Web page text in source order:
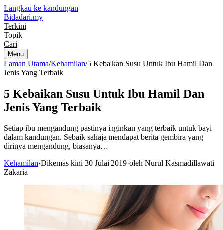
Langkau ke kandungan
Bidadari.my
Terkini
Topik
Cari
Menu
Laman Utama/Kehamilan/5 Kebaikan Susu Untuk Ibu Hamil Dan
Jenis Yang Terbaik
5 Kebaikan Susu Untuk Ibu Hamil Dan
Jenis Yang Terbaik
Setiap ibu mengandung pastinya inginkan yang terbaik untuk bayi
dalam kandungan. Sebaik sahaja mendapat berita gembira yang
dirinya mengandung, biasanya…
Kehamilan·Dikemas kini 30 Julai 2019·oleh Nurul Kasmadillawati
Zakaria